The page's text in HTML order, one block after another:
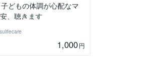
どもの体調が心配なマ
、聴きます
1,000円